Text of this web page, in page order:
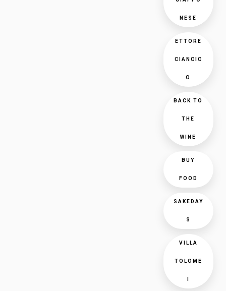
NESE
ETTORE
CIANCIC
O
BACK TO
THE
WINE
BUY
FOOD
SAKEDAY
S
VILLA
TOLOME